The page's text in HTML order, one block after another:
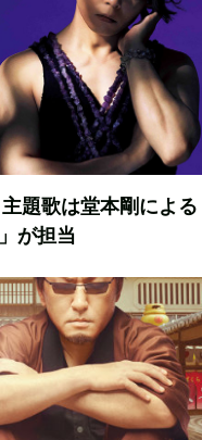
題歌は堂本剛による
が担当